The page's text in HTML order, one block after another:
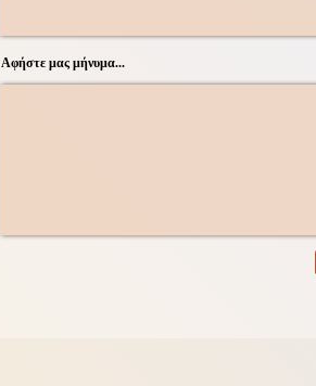
Αφήστε μας μήνυμα...